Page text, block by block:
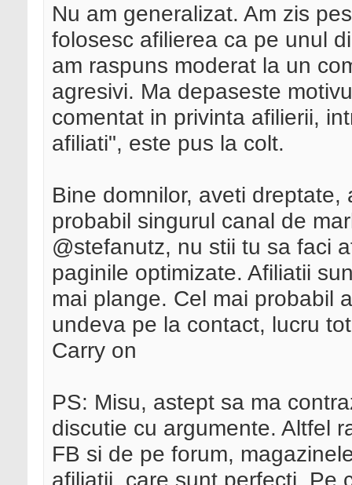
Nu am generalizat. Am zis
folosesc afilierea ca pe unul
am raspuns moderat la un
agresivi. Ma depaseste
comentat in privinta afilierii,
afiliati", este pus la colt.
Bine domnilor, aveti
probabil singurul canal de
@stefanutz, nu stii tu sa faci
paginile optimizate. Afiliatii
mai plange. Cel mai probabil
undeva pe la contact, lucru
Carry on
PS: Misu, astept sa ma
discutie cu argumente. Altfel
FB si de pe forum,
afiliatii, care sunt perfecti. Pe